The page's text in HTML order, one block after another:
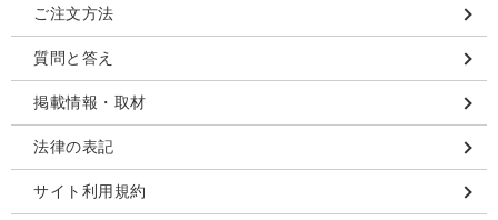
ご注文方法
質問と答え
掲載情報・取材
法律の表記
サイト利用規約